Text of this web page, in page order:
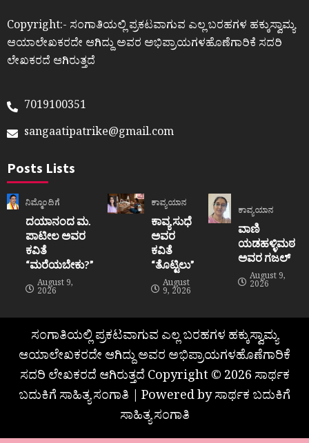
Copyright:- ಸಂಗಾತಿಯಲ್ಲಿ ಪ್ರಕಟವಾಗುವ ಎಲ್ಲ ಬರಹಗಳ ಹಕ್ಕುಸ್ವಾಮ್ಯ
ಆಯಾಲೇಖಕರದೇ ಆಗಿದ್ದು ಅವರ ಅಭಿಪ್ರಾಯಗಳಹೊಣೆಗಾರಿಕೆ ಸದರಿ
ಲೇಖಕರದೆ ಆಗಿರುತ್ತದೆ
7019100351
sangaatipatrike@gmail.com
Posts Lists
ನಿಮ್ಮೊಂದಿಗೆ
ದಯಾನಂದ ಮ.
ಪಾಟೀಲ ಅವರ
ಕವಿತೆ
“ಮರೆಯಬೇಕು?”
August 9,
2026
ಕಾವ್ಯಯಾನ
ಕಾವ್ಯ ಸುಧೆ
ಅವರ
ಕವಿತೆ
“ತೊಟ್ಟಿಲು”
August
9, 2026
ಕಾವ್ಯಯಾನ
ವಾಣಿ
ಯಡಹಳ್ಳಿಮಠ
ಅವರ ಗಜಲ್
August 9,
2026
ಸಂಗಾತಿಯಲ್ಲಿ ಪ್ರಕಟವಾಗುವ ಎಲ್ಲ ಬರಹಗಳ ಹಕ್ಕುಸ್ವಾಮ್ಯ
ಆಯಾಲೇಖಕರದೇ ಆಗಿದ್ದು ಅವರ ಅಭಿಪ್ರಾಯಗಳಹೊಣೆಗಾರಿಕೆ
ಸದರಿ ಲೇಖಕರದೆ ಆಗಿರುತ್ತದೆ Copyright © 2026 ಸಾರ್ಥಕ
ಬದುಕಿಗೆ ಸಾಹಿತ್ಯ ಸಂಗಾತಿ | Powered by ಸಾರ್ಥಕ ಬದುಕಿಗೆ
ಸಾಹಿತ್ಯ ಸಂಗಾತಿ